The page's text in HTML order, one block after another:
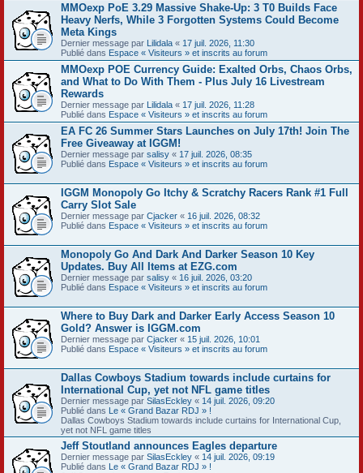
MMOexp PoE 3.29 Massive Shake-Up: 3 T0 Builds Face
Heavy Nerfs, While 3 Forgotten Systems Could Become
Meta Kings
Dernier message par Lilidala « 17 juil. 2026, 11:30
Publié dans Espace « Visiteurs » et inscrits au forum
MMOexp POE Currency Guide: Exalted Orbs, Chaos Orbs,
and What to Do With Them - Plus July 16 Livestream
Rewards
Dernier message par Lilidala « 17 juil. 2026, 11:28
Publié dans Espace « Visiteurs » et inscrits au forum
EA FC 26 Summer Stars Launches on July 17th! Join The
Free Giveaway at IGGM!
Dernier message par salisy « 17 juil. 2026, 08:35
Publié dans Espace « Visiteurs » et inscrits au forum
IGGM Monopoly Go Itchy & Scratchy Racers Rank #1 Full
Carry Slot Sale
Dernier message par Cjacker « 16 juil. 2026, 08:32
Publié dans Espace « Visiteurs » et inscrits au forum
Monopoly Go And Dark And Darker Season 10 Key
Updates. Buy All Items at EZG.com
Dernier message par salisy « 16 juil. 2026, 03:20
Publié dans Espace « Visiteurs » et inscrits au forum
Where to Buy Dark and Darker Early Access Season 10
Gold? Answer is IGGM.com
Dernier message par Cjacker « 15 juil. 2026, 10:01
Publié dans Espace « Visiteurs » et inscrits au forum
Dallas Cowboys Stadium towards include curtains for
International Cup, yet not NFL game titles
Dernier message par SilasEckley « 14 juil. 2026, 09:20
Publié dans Le « Grand Bazar RDJ » !
Dallas Cowboys Stadium towards include curtains for International Cup,
yet not NFL game titles
Jeff Stoutland announces Eagles departure
Dernier message par SilasEckley « 14 juil. 2026, 09:19
Publié dans Le « Grand Bazar RDJ » !